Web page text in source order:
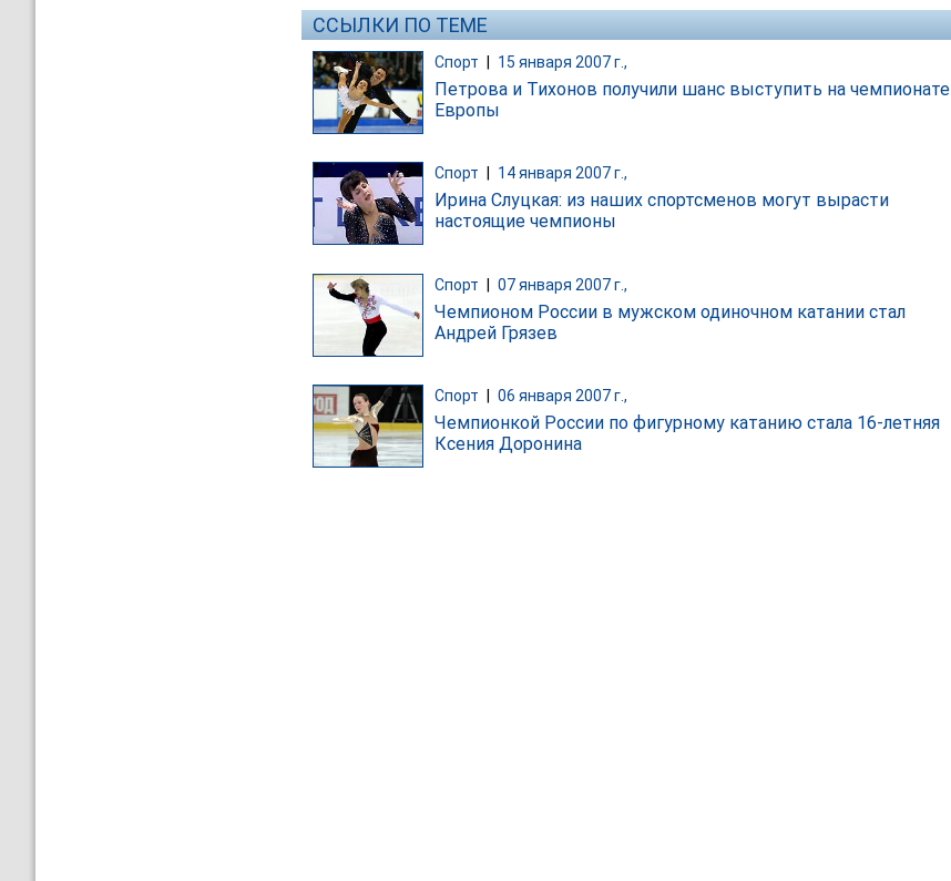
ССЫЛКИ ПО ТЕМЕ
Спорт 15 января 2007 г.,
Петрова и Тихонов получили шанс выступить на чемпионате
Европы
Спорт 14 января 2007 г.,
Ирина Слуцкая: из наших спортсменов могут вырасти
настоящие чемпионы
Спорт | 07 января 2007 г.,
Чемпионом России в мужском одиночном катании стал
Андрей Грязев
Спорт 06 января 2007 г.,
Чемпионкой России по фигурному катанию стала 16-летняя
Ксения Доронина